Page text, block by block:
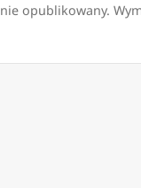
opublikowany.